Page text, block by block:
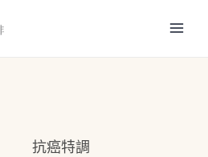
抗癌特調